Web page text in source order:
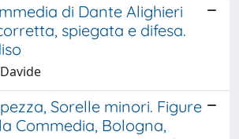
di Dante Alighieri
spiegata e difesa.
Sorelle minori. Figure
Commedia, Bologna,